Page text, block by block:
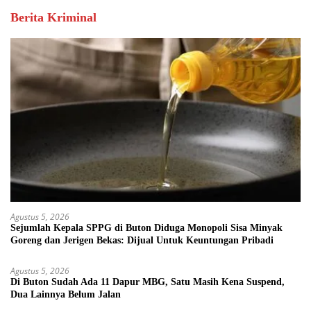
Berita Kriminal
Agustus 5, 2026
Sejumlah Kepala SPPG di Buton Diduga Monopoli Sisa Minyak
Goreng dan Jerigen Bekas: Dijual Untuk Keuntungan Pribadi
Agustus 5, 2026
Di Buton Sudah Ada 11 Dapur MBG, Satu Masih Kena Suspend,
Dua Lainnya Belum Jalan